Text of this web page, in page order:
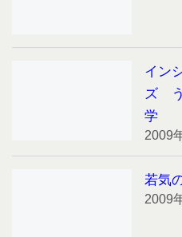
イン
ズ う
学
2009
若気
2009